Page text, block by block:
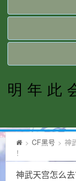
> CF黑号 > 神
！
神武天宫怎么